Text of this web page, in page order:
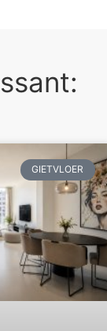
GIETVLOER